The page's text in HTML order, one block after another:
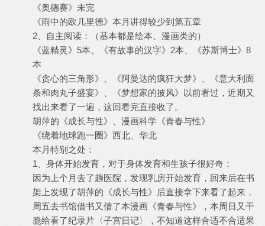
《奥德赛》未完
《雨中的欧几里德》本月讲得较少到第五章
2、自主阅读：（基本都是绘本、漫画类的）
《蓝精灵》5本、《有故事的汉字》2本、《苏斯博士》8
本
《贪心的三角形》、《阿曼达的疯狂大梦》、《意大利面
条和肉丸子盛宴》、《梦想家的披风》以前看过，近期又
找出来看了一遍，这回看完直接收了。
胡萍的《成长与性》、漫画科学《青春与性》
《绕着地球跑一圈》西北、华北
本月特别之处：
1、身体开始发育，对于身体发育和生孩子很好奇：
因为上个月去了趟医院，发现乳房开始发育，回来后在书
架上发现了胡萍的《成长与性》后直接拿下来看了起来，
周五去书馆借书又借了本漫画《青春与性》，本周日又干
脆给看了纪录片〈子宫日记〉，不知道这样合适不合适果